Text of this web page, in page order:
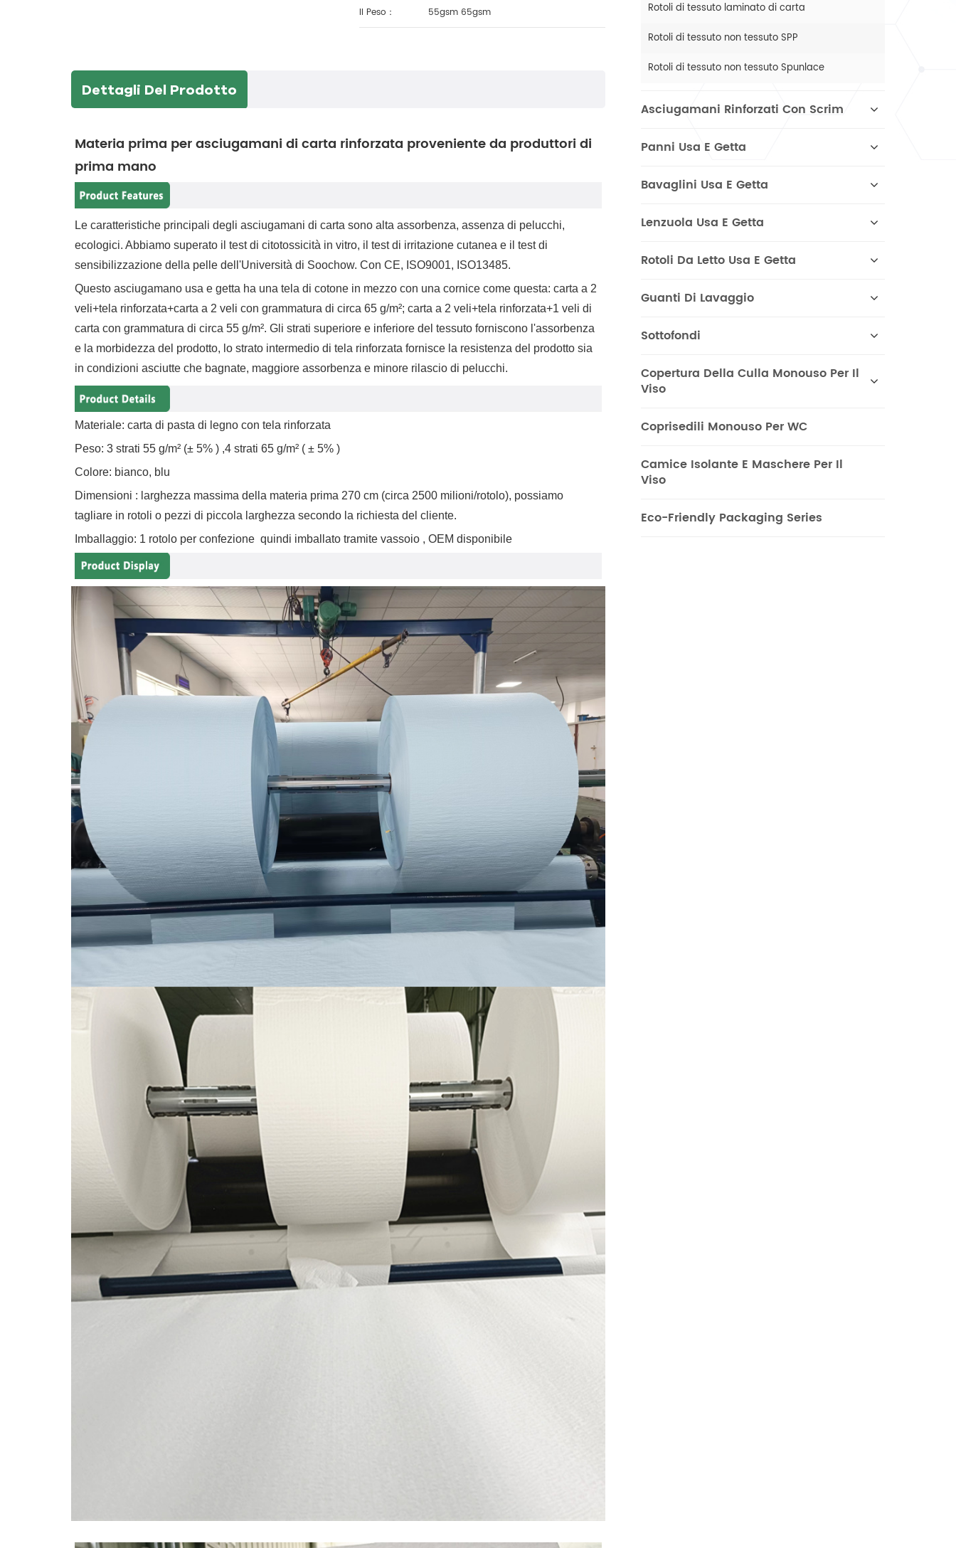
Il Peso： 55gsm 65gsm
Dettagli Del Prodotto
Materia prima per asciugamani di carta rinforzata proveniente da produttori di
prima mano
Le caratteristiche principali degli asciugamani di carta sono alta assorbenza, assenza di pelucchi,
ecologici. Abbiamo superato il test di citotossicità in vitro, il test di irritazione cutanea e il test di
sensibilizzazione della pelle dell'Università di Soochow. Con CE, ISO9001, ISO13485.
Questo asciugamano usa e getta ha una tela di cotone in mezzo con una cornice come questa: carta a 2
veli+tela rinforzata+carta a 2 veli con grammatura di circa 65 g/m²; carta a 2 veli+tela rinforzata+1 veli di
carta con grammatura di circa 55 g/m². Gli strati superiore e inferiore del tessuto forniscono l'assorbenza
e la morbidezza del prodotto, lo strato intermedio di tela rinforzata fornisce la resistenza del prodotto sia
in condizioni asciutte che bagnate, maggiore assorbenza e minore rilascio di pelucchi.
Materiale: carta di pasta di legno con tela rinforzata
Peso: 3 strati 55 g/m² (± 5% ) ,4 strati 65 g/m² ( ± 5% )
Colore: bianco, blu
Dimensioni : larghezza massima della materia prima 270 cm (circa 2500 milioni/rotolo), possiamo
tagliare in rotoli o pezzi di piccola larghezza secondo la richiesta del cliente.
Imballaggio: 1 rotolo per confezione quindi imballato tramite vassoio , OEM disponibile
Rotoli di tessuto laminato di carta
Rotoli di tessuto non tessuto SPP
Rotoli di tessuto non tessuto Spunlace
Asciugamani Rinforzati Con Scrim
Panni Usa E Getta
Bavaglini Usa E Getta
Lenzuola Usa E Getta
Rotoli Da Letto Usa E Getta
Guanti Di Lavaggio
Sottofondi
Copertura Della Culla Monouso Per Il
Viso
Coprisedili Monouso Per WC
Camice Isolante E Maschere Per Il
Viso
Eco-Friendly Packaging Series